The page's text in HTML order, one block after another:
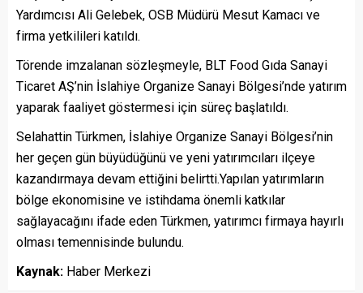
Yardımcısı Ali Gelebek, OSB Müdürü Mesut Kamacı ve
firma yetkilileri katıldı.
Törende imzalanan sözleşmeyle, BLT Food Gıda Sanayi
Ticaret AŞ’nin İslahiye Organize Sanayi Bölgesi’nde yatırım
yaparak faaliyet göstermesi için süreç başlatıldı.
Selahattin Türkmen, İslahiye Organize Sanayi Bölgesi’nin
her geçen gün büyüdüğünü ve yeni yatırımcıları ilçeye
kazandırmaya devam ettiğini belirtti.Yapılan yatırımların
bölge ekonomisine ve istihdama önemli katkılar
sağlayacağını ifade eden Türkmen, yatırımcı firmaya hayırlı
olması temennisinde bulundu.
Kaynak: Haber Merkezi